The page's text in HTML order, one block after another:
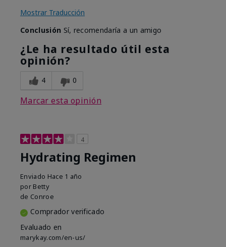
Mostrar Traducción
Conclusión Sí, recomendaría a un amigo
¿Le ha resultado útil esta
opinión?
4 0
Marcar esta opinión
4
Hydrating Regimen
Enviado Hace 1 año
por Betty
de Conroe
Comprador verificado
Evaluado en
marykay.com/en-us/